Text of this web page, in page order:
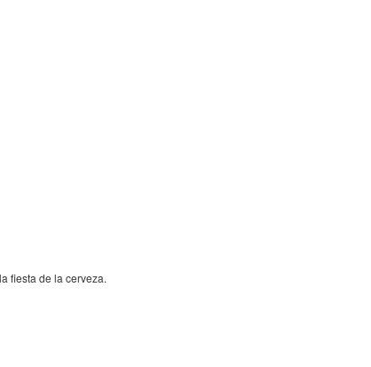
fiesta de la cerveza.